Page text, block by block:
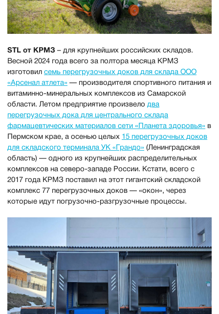
STL от КРМЗ – для крупнейших российских складов.
Весной 2024 года всего за полтора месяца КРМЗ
изготовил семь перегрузочных доков для склада ООО
«Арсенал атлета» — производителя спортивного питания и
витаминно-минеральных комплексов из Самарской
области. Летом предприятие произвело два
перегрузочных дока для центрального склада
фармацевтических материалов сети «Планета здоровья» в
Пермском крае, а осенью целых 15 перегрузочных доков
для складского терминала УК «Грандо» (Ленинградская
область) — одного из крупнейших распределительных
комплексов на северо-западе России. Кстати, всего с
2017 года КРМЗ поставил на этот гигантский складской
комплекс 77 перегрузочных доков — «окон», через
которые идут погрузочно-разгрузочные процессы.